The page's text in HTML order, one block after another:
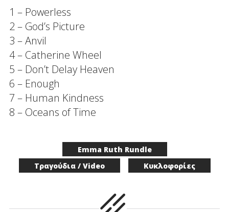
1 – Powerless
2 – God’s Picture
3 – Anvil
4 – Catherine Wheel
5 – Don’t Delay Heaven
6 – Enough
7 – Human Kindness
8 – Oceans of Time
Emma Ruth Rundle
Τραγούδια / Video
Κυκλοφορίες